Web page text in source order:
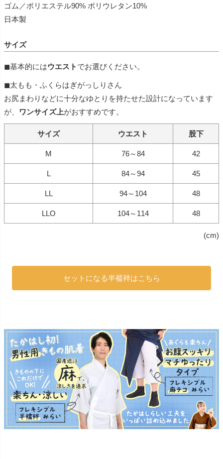
ゴム／ポリエステル90% ポリウレタン10%
日本製
サイズ
◼︎基本的にはウエスト でお選びください。
◼︎太もも・ふくらはぎがっしりさん
お尻まわりなどに十分なゆとりを持たせた設計になっています
が、
ワンサイズ上がおすすめです。
サイズ ウエスト 股下
M 76～84 42
L 84～94 45
LL 94～104 48
LLO 104～114 48
(cm)
セットになる半襦袢はこちら